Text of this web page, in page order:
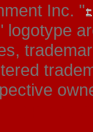
Inc. "
logotype